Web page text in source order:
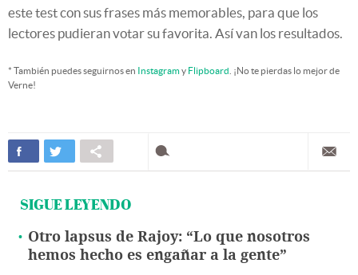
este test con sus frases más memorables, para que los
lectores pudieran votar su favorita. Así van los resultados.
* También puedes seguirnos en Instagramy Flipboard . ¡No te pierdas lo mejor de
Verne!
SIGUE LEYENDO
Otro lapsus de Rajoy: “Lo que nosotros
hemos hecho es engañar a la gente”